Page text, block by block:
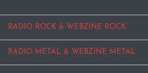
RADIO ROCK & WEBZINE ROCK
RADIO METAL & WEBZINE METAL